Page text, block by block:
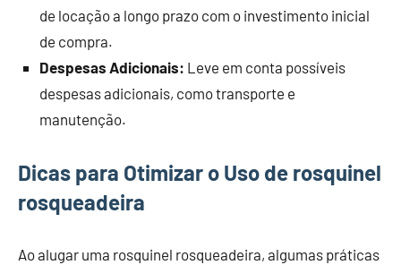
de locação a longo prazo com o investimento inicial
de compra.
Despesas Adicionais: Leve em conta possíveis
despesas adicionais, como transporte e
manutenção.
Dicas para Otimizar o Uso de rosquinel
rosqueadeira
Ao alugar uma rosquinel rosqueadeira, algumas práticas